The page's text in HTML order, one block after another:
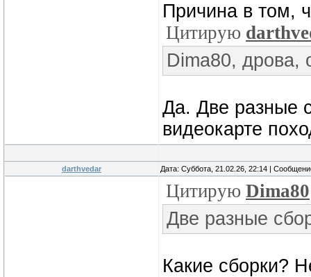
Причина в том,
Цитирую
Dima80, дрова,
Да. Две разные
видеокарте
darthvedar Дата: Суббота, 21.02.26, 22:14 |
Цитирую Dima80
Две разные
Какие сборки?